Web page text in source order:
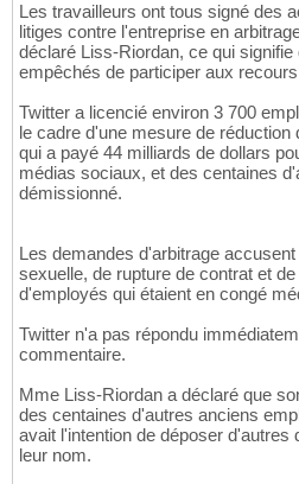
Les travailleurs ont tous signé des
litiges contre l'entreprise en
déclaré Liss-Riordan, ce qui
empêchés de participer aux
Twitter a licencié environ 3 700
le cadre d'une mesure de
qui a payé 44 milliards de dollars
médias sociaux, et des centaines
démissionné.
Les demandes d'arbitrage
sexuelle, de rupture de contrat et
d'employés qui étaient en congé
Twitter n'a pas répondu
commentaire.
Mme Liss-Riordan a déclaré que
des centaines d'autres anciens
avait l'intention de déposer d'autres
leur nom.